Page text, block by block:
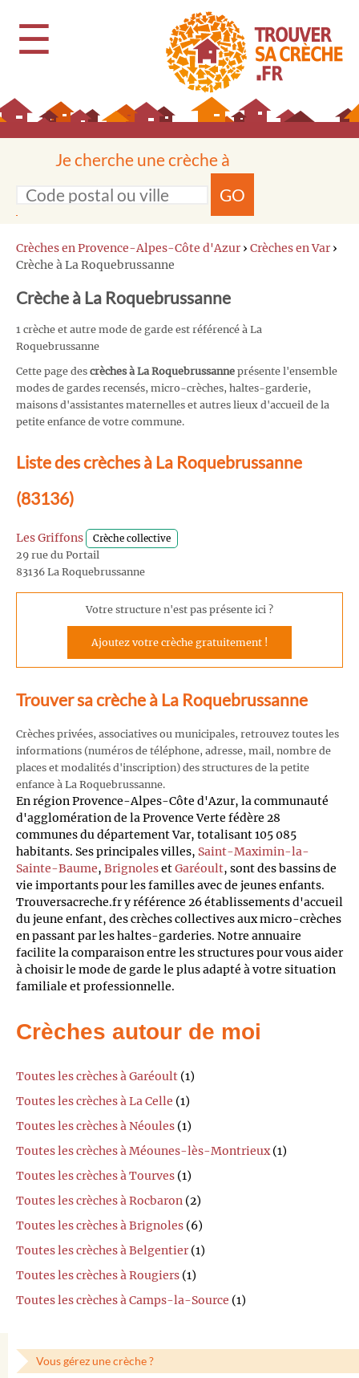
☰
Je cherche une crèche à
GO
Crèches en Provence-Alpes-Côte d'Azur › Crèches en Var ›
Crèche à La Roquebrussanne
Crèche à La Roquebrussanne
1 crèche et autre mode de garde est référencé à La
Roquebrussanne
Cette page des crèches à La Roquebrussanne présente l'ensemble
modes de gardes recensés, micro-crèches, haltes-garderie,
maisons d'assistantes maternelles et autres lieux d'accueil de la
petite enfance de votre commune.
Liste des crèches à La Roquebrussanne
(83136)
Les Griffons Crèche collective
29 rue du Portail
83136 La Roquebrussanne
Votre structure n'est pas présente ici ?
Ajoutez votre crèche gratuitement !
Trouver sa crèche à La Roquebrussanne
Crèches privées, associatives ou municipales, retrouvez toutes les
informations (numéros de téléphone, adresse, mail, nombre de
places et modalités d'inscription) des structures de la petite
enfance à La Roquebrussanne.
En région Provence-Alpes-Côte d'Azur, la communauté
d'agglomération de la Provence Verte fédère 28
communes du département Var, totalisant 105 085
habitants. Ses principales villes, Saint-Maximin-la-
Sainte-Baume, BrignolesetGaréoult, sont des bassins de
vie importants pour les familles avec de jeunes enfants.
Trouversacreche.fr y référence 26 établissements d'accueil
du jeune enfant, des crèches collectives aux micro-crèches
en passant par les haltes-garderies. Notre annuaire
facilite la comparaison entre les structures pour vous aider
à choisir le mode de garde le plus adapté à votre situation
familiale et professionnelle.
Crèches autour de moi
Toutes les crèches à Garéoult (1)
Toutes les crèches à La Celle (1)
Toutes les crèches à Néoules (1)
Toutes les crèches à Méounes-lès-Montrieux(1)
Toutes les crèches à Tourves (1)
Toutes les crèches à Rocbaron (2)
Toutes les crèches à Brignoles (6)
Toutes les crèches à Belgentier (1)
Toutes les crèches à Rougiers (1)
Toutes les crèches à Camps-la-Source (1)
Vous gérez une crèche ?